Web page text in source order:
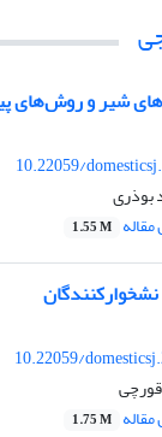
شیر و روش‌های
10.22059/
بوذری
1.55 M
10.22059/
قورچی
1.75 M